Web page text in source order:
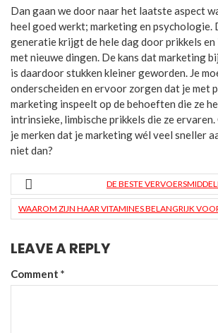
Dan gaan we door naar het laatste aspect
heel goed werkt; marketing en psychologie.
generatie krijgt de hele dag door prikkels en
met nieuwe dingen. De kans dat marketing
is daardoor stukken kleiner geworden. Je
onderscheiden en ervoor zorgen dat je met
marketing inspeelt op de behoeften die ze
intrinsieke, limbische prikkels die ze ervaren.
je merken dat je marketing wél veel sneller
niet dan?
DE BESTE
WAAROM ZIJN HAAR VITAMINES BELANGRIJK
LEAVE A REPLY
Comment *